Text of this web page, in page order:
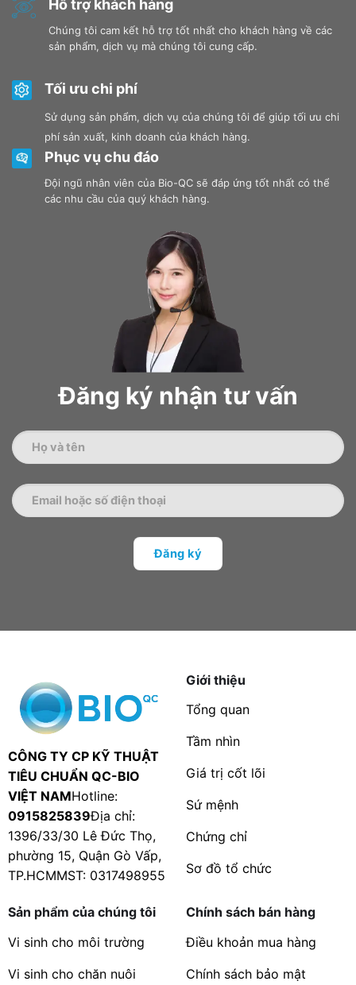
Hỗ trợ khách hàng
Chúng tôi cam kết hỗ trợ tốt nhất cho khách hàng về các
sản phẩm, dịch vụ mà chúng tôi cung cấp.
Tối ưu chi phí
Sử dụng sản phẩm, dịch vụ của chúng tôi để giúp tối ưu chi
phí sản xuất, kinh doanh của khách hàng.
Phục vụ chu đáo
Đội ngũ nhân viên của Bio-QC sẽ đáp ứng tốt nhất có thể
các nhu cầu của quý khách hàng.
Đăng ký nhận tư vấn
CÔNG TY CP KỸ THUẬT
TIÊU CHUẨN QC-BIO
VIỆT NAMHotline:
0915825839Địa chỉ:
1396/33/30 Lê Đức Thọ,
phường 15, Quận Gò Vấp,
TP.HCMMST: 0317498955
Giới thiệu
Tổng quan
Tầm nhìn
Giá trị cốt lõi
Sứ mệnh
Chứng chỉ
Sơ đồ tổ chức
Sản phẩm của chúng tôi
Vi sinh cho môi trường
Vi sinh cho chăn nuôi
Chính sách bán hàng
Điều khoản mua hàng
Chính sách bảo mật